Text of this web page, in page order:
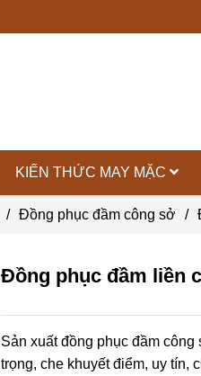
KIẾN THỨC MAY MẶC
/ Đồng phục đầm công sở /
Đồng phục đầm liền
Sản xuất đồng phục đầm
trọng, che khuyết điểm, uy tín,